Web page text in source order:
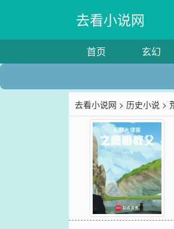
去看小说网
首页 玄幻
去看小说网 > 历史小说 >